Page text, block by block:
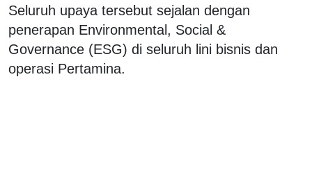
Seluruh upaya tersebut sejalan dengan
penerapan Environmental, Social &
Governance (ESG) di seluruh lini bisnis dan
operasi Pertamina.